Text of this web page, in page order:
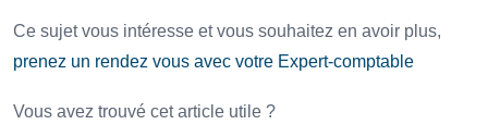
Ce sujet vous intéresse et vous souhaitez en avoir plus,
prenez un rendez vous avec votre Expert-comptable
Vous avez trouvé cet article utile ?